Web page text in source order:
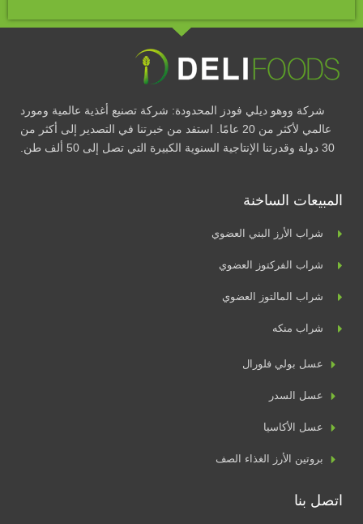
شركة ووهو ديلي فودز المحدودة: شركة تصنيع أغذية عالمية ومورد
عالمي لأكثر من 20 عامًا. استفد من خبرتنا في التصدير إلى أكثر من
30 دولة وقدرتنا الإنتاجية السنوية الكبيرة التي تصل إلى 50 ألف طن.
المبيعات الساخنة
شراب الأرز البني العضوي
شراب الفركتوز العضوي
شراب المالتوز العضوي
شراب منكه
عسل بولي فلورال
عسل السدر
عسل الأكاسيا
بروتين الأرز الغذاء الصف
اتصل بنا